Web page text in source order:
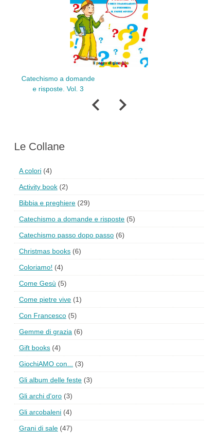
Le Collane
A colori (4)
Activity book (2)
Bibbia e preghiere (29)
Catechismo a domande e risposte (5)
Catechismo passo dopo passo (6)
Christmas books (6)
Coloriamo! (4)
Come Gesù (5)
Come pietre vive (1)
Con Francesco (5)
Gemme di grazia (6)
Gift books (4)
GiochiAMO con... (3)
Gli album delle feste (3)
Gli archi d'oro (3)
Gli arcobaleni (4)
Grani di sale (47)